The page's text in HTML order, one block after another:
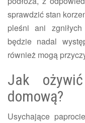
sprawdzić stan
pleśni ani
będzie nadal
również mogą
Jak
domową?
Usychające